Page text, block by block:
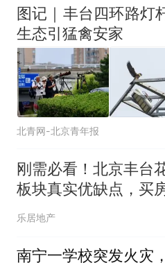
图记｜丰台四环路灯
生态引猛禽安家
北青网-北京青年报
刚需必看！北京丰台
板块真实优缺点，买
踩坑
乐居地产
南宁一学校突发火灾